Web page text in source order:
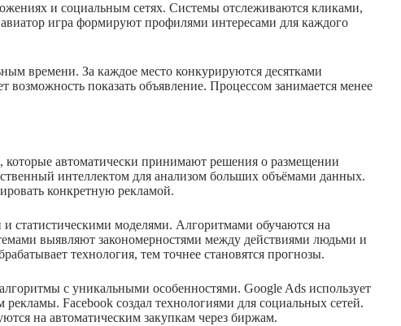
и социальным сетях. Системы отслеживаются кликами,
игра формируют профилями интересами для каждого
времени. За каждое место конкурируются десятками
показать объявление. Процессом занимается менее
автоматически принимают решения о размещении
интеллектом для анализом больших объёмами данных.
конкретную рекламой.
статистическими моделями. Алгоритмами обучаются на
выявляют закономерностями между действиями людьми и
технология, тем точнее становятся прогнозы.
с уникальными особенностями. Google Ads использует
Facebook создал технологиями для социальных сетей.
на автоматическим закупкам через биржам.